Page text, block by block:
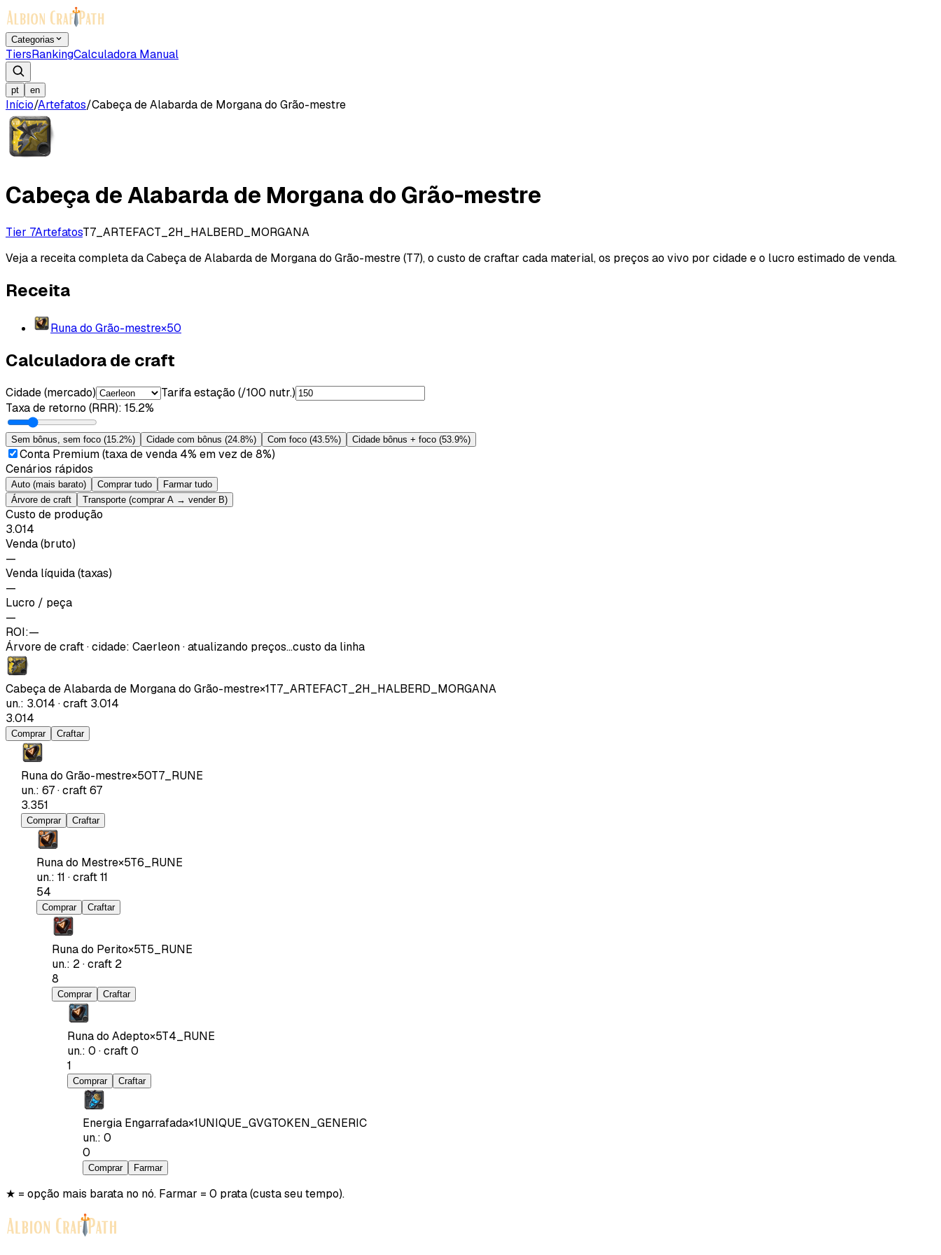
Categorias
TiersRankingCalculadora Manual
pt en
Início/Artefatos/Cabeça de Alabarda de Morgana do Grão-mestre
Cabeça de Alabarda de Morgana do Grão-mestre
Tier 7ArtefatosT7_ARTEFACT_2H_HALBERD_MORGANA
Veja a receita completa da Cabeça de Alabarda de Morgana do Grão-mestre (T7), o custo de craftar cada material, os preços ao vivo por cidade e o lucro estimado de venda.
Receita
Runa do Grão-mestre×50
Calculadora de craft
Cidade (mercado)
Tarifa estação (/100 nutr.)
Taxa de retorno (RRR): 15.2%
Sem bônus, sem foco (15.2%) Cidade com bônus (24.8%) Com foco (43.5%) Cidade bônus + foco (53.9%)
Conta Premium (taxa de venda 4% em vez de 8%)
Cenários rápidos
Auto (mais barato) Comprar tudo
Farmar tudo
Árvore de craft
Transporte (comprar A → vender B)
Custo de produção
3.014
Venda (bruto)
—
Venda líquida (taxas)
—
Lucro / peça
—
ROI:—
Árvore de craft·cidade: Caerleon· atualizando preços…custo da linha
Cabeça de Alabarda de Morgana do Grão-mestre×1T7_ARTEFACT_2H_HALBERD_MORGANA
un.: 3.014 ·craft 3.014
3.014
Comprar Craftar
Runa do Grão-mestre×50T7_RUNE
un.: 67·craft67
3.351
Comprar Craftar
Runa do Mestre×5T6_RUNE
un.: 11 ·craft11
54
Comprar Craftar
Runa do Perito×5T5_RUNE
un.: 2·craft 2
8
Comprar Craftar
Runa do Adepto×5T4_RUNE
un.: 0 ·craft0
1
Comprar Craftar
Energia Engarrafada×1UNIQUE_GVGTOKEN_GENERIC
un.: 0
0
Comprar Farmar
★ = opção mais barata no nó. Farmar = 0 prata (custa seu tempo).